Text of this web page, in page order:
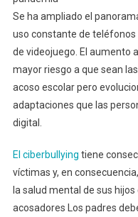
Se ha ampliado el
uso constante de
de videojuego. El aumento
mayor riesgo a que sean
acoso escolar pero
adaptaciones que las
digital.
El ciberbullying tiene
víctimas y, en
la salud mental de sus
acosadores Los padres